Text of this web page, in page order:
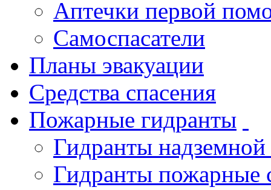
Аптечки первой
Самоспасатели
Планы эвакуации
Средства спасения
Пожарные гидранты
Гидранты
Гидранты пожарные